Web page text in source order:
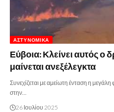
ΑΣΤΥΝΟΜΙΚΆ
Εύβοια: Κλείνει αυτός ο
μαίνεται ανεξέλεγκτα
Συνεχίζεται με αμείωτη ένταση η
στην…
26 Ιουλίου 2025